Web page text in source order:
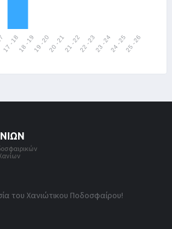
του Χανιώτικου Ποδοσφαίρου!